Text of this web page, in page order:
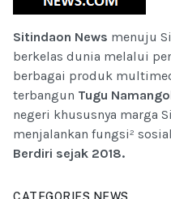
Sitindaon News menuju
berkelas dunia melalui
berbagai produk
terbangun Tugu
negeri khususnya marga
menjalankan fungsi²
Berdiri sejak 2018.
CATEGORIES NEWS